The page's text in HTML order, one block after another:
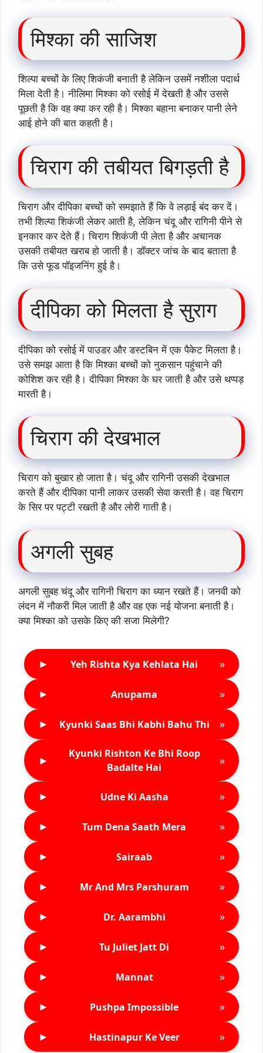
मिश्का की साजिश
शिल्पा बच्चों के लिए शिकंजी बनाती है लेकिन उसमें नशीला पदार्थ
मिला देती है। नीलिमा मिश्का को रसोई में देखती है और उससे
पूछती है कि वह क्या कर रही है। मिश्का बहाना बनाकर पानी लेने
आई होने की बात कहती है।
चिराग की तबीयत बिगड़ती है
चिराग और दीपिका बच्चों को समझाते हैं कि वे लड़ाई बंद कर दें।
तभी शिल्पा शिकंजी लेकर आती है, लेकिन चंदू और रागिनी पीने से
इनकार कर देते हैं। चिराग शिकंजी पी लेता है और अचानक
उसकी तबीयत खराब हो जाती है। डॉक्टर जांच के बाद बताता है
कि उसे फूड पॉइजनिंग हुई है।
दीपिका को मिलता है सुराग
दीपिका को रसोई में पाउडर और डस्टबिन में एक पैकेट मिलता है।
उसे समझ आता है कि मिश्का बच्चों को नुकसान पहुंचाने की
कोशिश कर रही है। दीपिका मिश्का के घर जाती है और उसे थप्पड़
मारती है।
चिराग की देखभाल
चिराग को बुखार हो जाता है। चंदू और रागिनी उसकी देखभाल
करते हैं और दीपिका पानी लाकर उसकी सेवा करती है। वह चिराग
के सिर पर पट्टी रखती है और लोरी गाती है।
अगली सुबह
अगली सुबह चंदू और रागिनी चिराग का ध्यान रखते हैं। जनवी को
लंदन में नौकरी मिल जाती है और वह एक नई योजना बनाती है।
क्या मिश्का को उसके किए की सजा मिलेगी?
► Yeh Rishta Kya Kehlata Hai »
► Anupama »
► Kyunki Saas Bhi Kabhi Bahu Thi »
►
Kyunki Rishton Ke Bhi Roop
Badalte Hai
»
► Udne Ki Aasha »
► Tum Dena Saath Mera »
► Sairaab »
► Mr And Mrs Parshuram »
► Dr. Aarambhi »
► Tu Juliet Jatt Di »
► Mannat »
► Pushpa Impossible »
► Hastinapur Ke Veer »